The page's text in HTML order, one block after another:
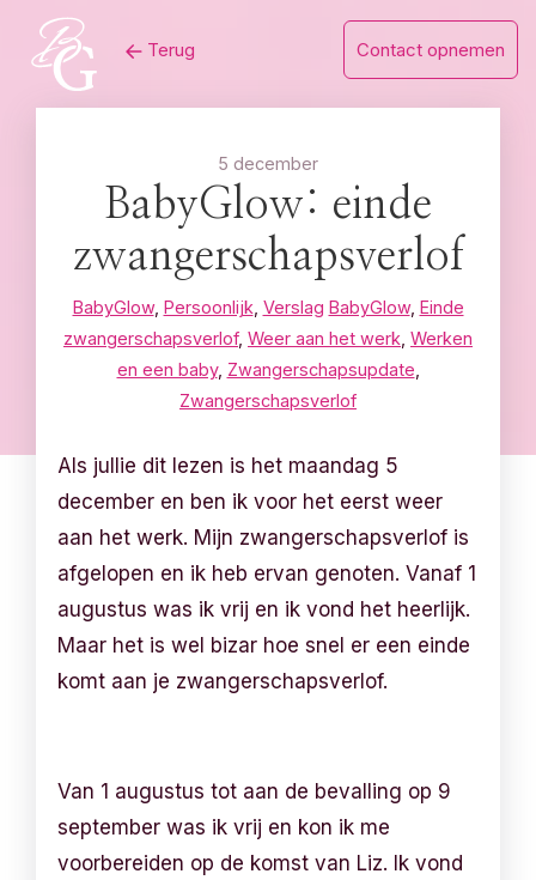
content
Terug Contact opnemen
5 december
BabyGlow: einde
zwangerschapsverlof
BabyGlow, Persoonlijk Verslag BabyGlow, Einde
zwangerschapsverlof, Weer aan het werk Werken
en een baby, Zwangerschapsupdate
Zwangerschapsverlof
Als jullie dit lezen is het maandag 5
december en ben ik voor het eerst weer
aan het werk. Mijn zwangerschapsverlof is
afgelopen en ik heb ervan genoten. Vanaf 1
augustus was ik vrij en ik vond het heerlijk.
Maar het is wel bizar hoe snel er een einde
komt aan je zwangerschapsverlof.
Van 1 augustus tot aan de bevalling op 9
september was ik vrij en kon ik me
voorbereiden op de komst van Liz. Ik vond